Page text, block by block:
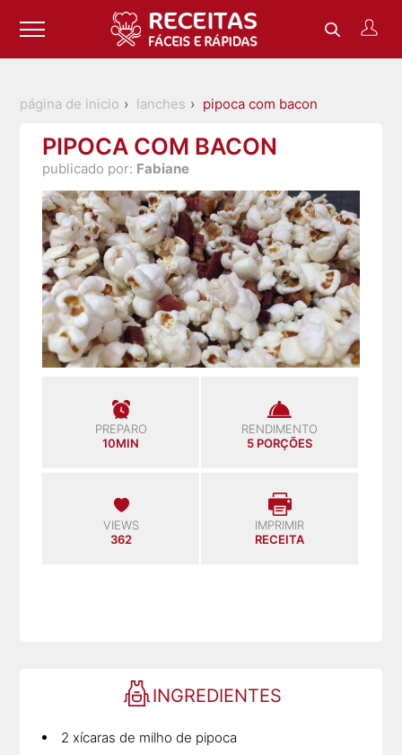
página de inicio lanches pipoca com bacon
PIPOCA COM BACON
publicado por: Fabiane
PREPARO
10MIN
RENDIMENTO
5 PORÇÕES
VIEWS
362
IMPRIMIR
RECEITA
INGREDIENTES
2 xícaras de milho de pipoca